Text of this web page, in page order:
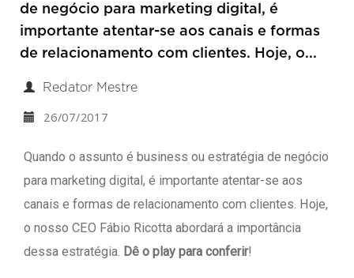
de negócio para marketing digital, é
importante atentar-se aos canais e formas
de relacionamento com clientes. Hoje, o...
Redator Mestre
26/07/2017
Quando o assunto é business ou estratégia de negócio
para marketing digital, é importante atentar-se aos
canais e formas de relacionamento com clientes. Hoje,
o nosso CEO Fábio Ricotta abordará a importância
dessa estratégia. Dê o play para conferir!